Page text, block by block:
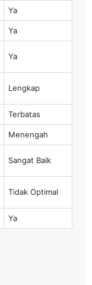
Ya
Ya
Ya
Lengkap
Terbatas
Menengah
Sangat Baik
Tidak Optimal
Ya